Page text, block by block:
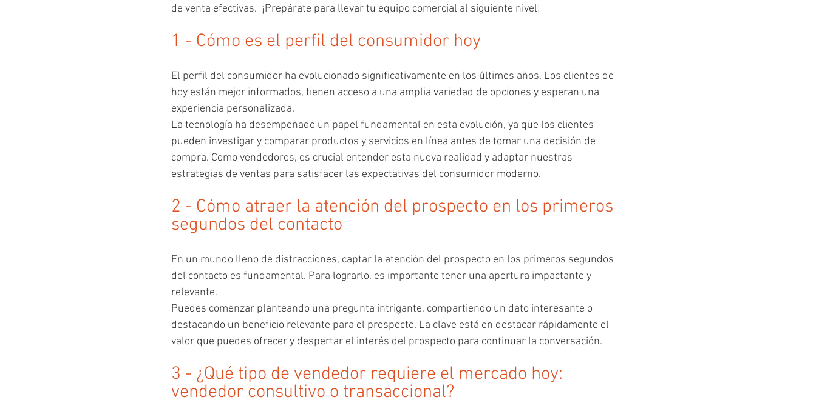
de venta efectivas.  ¡Prepárate para llevar tu equipo comercial al siguiente nivel!
1 - Cómo es el perfil del consumidor hoy
El perfil del consumidor ha evolucionado significativamente en los últimos años. Los clientes de
hoy están mejor informados, tienen acceso a una amplia variedad de opciones y esperan una
experiencia personalizada.
La tecnología ha desempeñado un papel fundamental en esta evolución, ya que los clientes
pueden investigar y comparar productos y servicios en línea antes de tomar una decisión de
compra. Como vendedores, es crucial entender esta nueva realidad y adaptar nuestras
estrategias de ventas para satisfacer las expectativas del consumidor moderno.
2 - Cómo atraer la atención del prospecto en los primeros
segundos del contacto
En un mundo lleno de distracciones, captar la atención del prospecto en los primeros segundos
del contacto es fundamental. Para lograrlo, es importante tener una apertura impactante y
relevante.
Puedes comenzar planteando una pregunta intrigante, compartiendo un dato interesante o
destacando un beneficio relevante para el prospecto. La clave está en destacar rápidamente el
valor que puedes ofrecer y despertar el interés del prospecto para continuar la conversación.
3 - ¿Qué tipo de vendedor requiere el mercado hoy:
vendedor consultivo o transaccional?